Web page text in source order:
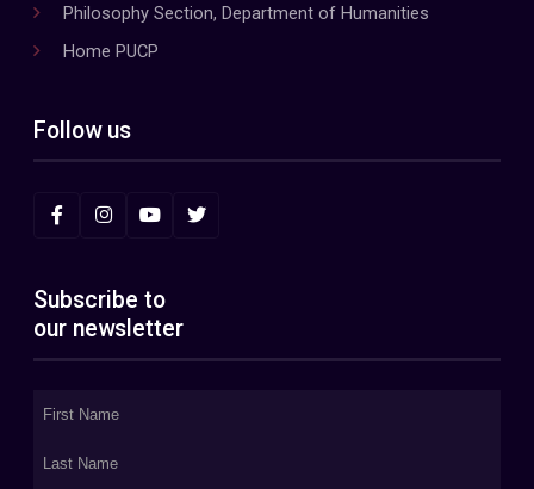
Philosophy Section, Department of Humanities
Home PUCP
Follow us
Subscribe to
our newsletter